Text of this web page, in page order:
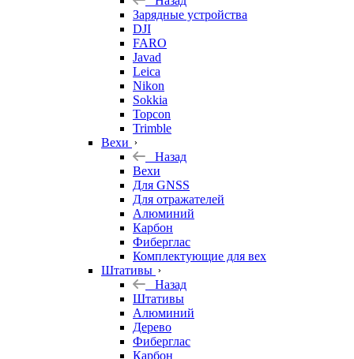
Зарядные устройства
DJI
FARO
Javad
Leica
Nikon
Sokkia
Topcon
Trimble
Вехи
Назад
Вехи
Для GNSS
Для отражателей
Алюминий
Карбон
Фиберглас
Комплектующие для вех
Штативы
Назад
Штативы
Алюминий
Дерево
Фиберглас
Карбон